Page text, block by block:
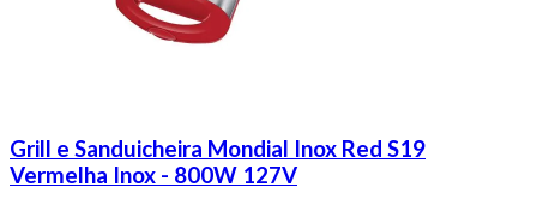
Grill e Sanduicheira Mondial Inox Red S19
Vermelha Inox - 800W 127V